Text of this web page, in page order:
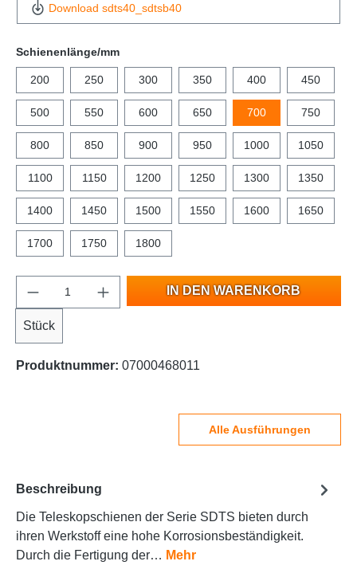
Download sdts40_sdtsb40
Schienenlänge/mm
200 250 300 350 400 450
500 550 600 650 700 750
800 850 900 950 1000 1050
1100 1150 1200 1250 1300 1350
1400 1450 1500 1550 1600 1650
1700 1750 1800
Stück
IN DEN WARENKORB
Produktnummer: 07000468011
Alle Ausführungen
Beschreibung
Die Teleskopschienen der Serie SDTS bieten durch
ihren Werkstoff eine hohe Korrosionsbeständigkeit.
Durch die Fertigung der… Mehr